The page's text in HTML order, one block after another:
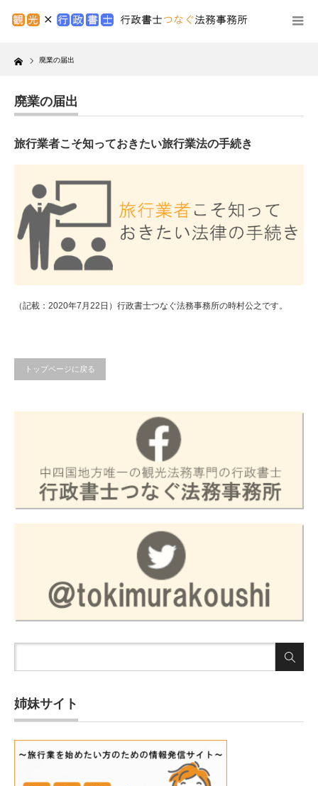
Home 廃業の届出
廃業の届出
旅行業者こそ知っておきたい旅行業法の手続き
（記載：2020年7月22日）行政書士つなぐ法務事務所の時村公之です。
トップページに戻る
姉妹サイト